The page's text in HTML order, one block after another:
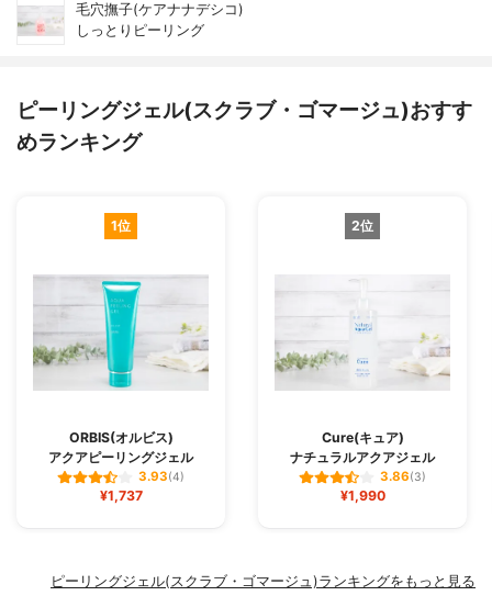
毛穴撫子(ケアナナデシコ)
しっとりピーリング
ピーリングジェル(スクラブ・ゴマージュ)おすす
めランキング
1位
ORBIS(オルビス)
アクアピーリングジェル
3.93(4)
¥1,737
2位
Cure(キュア)
ナチュラルアクアジェル
3.86(3)
¥1,990
ピーリングジェル(スクラブ・ゴマージュ)ランキングをもっと見る